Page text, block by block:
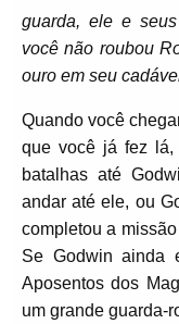
guarda, ele e
você não roubou
ouro em seu
Quando você
que você já fez lá,
batalhas até
andar até ele, ou
completou a
Se Godwin ainda
Aposentos dos
um grande guarda-